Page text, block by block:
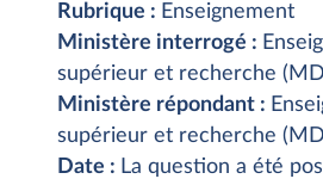
Rubrique : Enseignement
Ministère interrogé :
supérieur et recherche
Ministère répondant :
supérieur et recherche
Date : La question a été